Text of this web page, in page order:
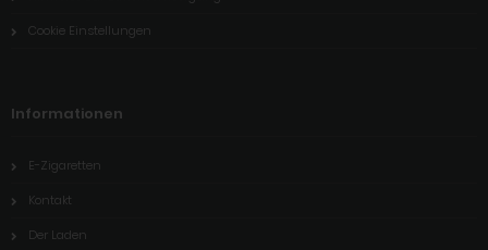
Cookie Einstellungen
Informationen
E-Zigaretten
Kontakt
Der Laden